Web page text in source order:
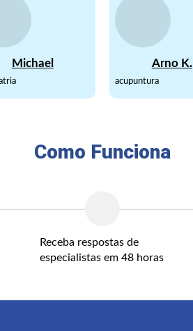
Michael Arno K.
acupuntura
Como Funciona
Receba respostas de
especialistas em 48 horas